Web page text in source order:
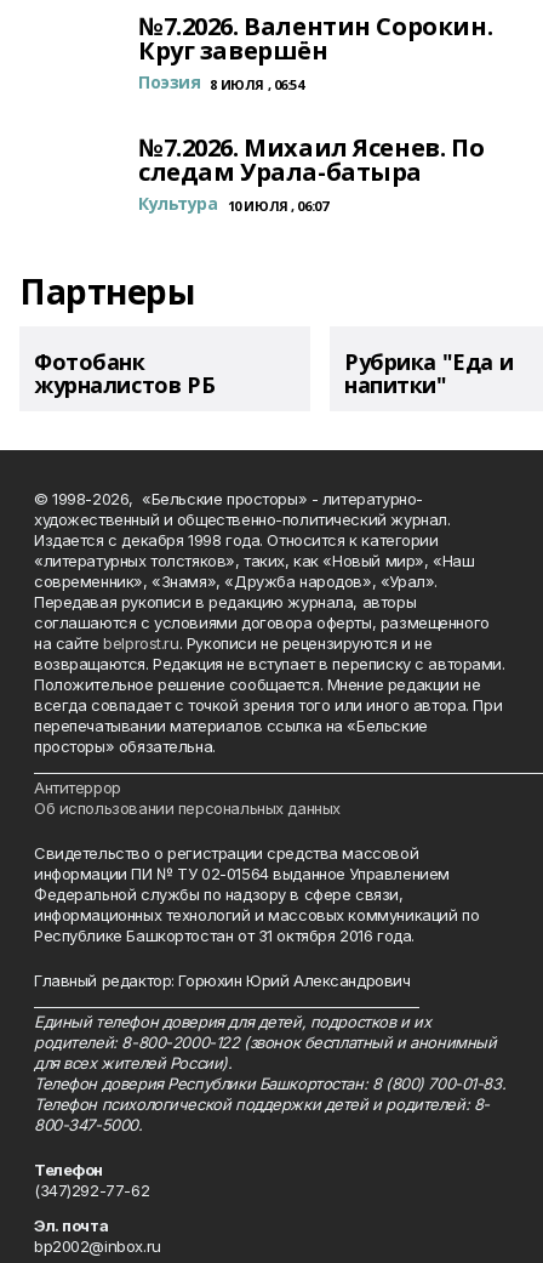
№7.2026. Валентин Сорокин.
Круг завершён
Поэзия 8 ИЮЛЯ , 06:54
№7.2026. Михаил Ясенев. По
следам Урала-батыра
Культура 10 ИЮЛЯ , 06:07
Партнеры
Фотобанк
журналистов РБ
Рубрика "Еда и
напитки"
© 1998-2026, «Бельские просторы» - литературно-
художественный и общественно-политический журнал.
Издается с декабря 1998 года. Относится к категории
«литературных толстяков», таких, как «Новый мир», «Наш
современник», «Знамя», «Дружба народов», «Урал».
Передавая рукописи в редакцию журнала, авторы
соглашаются с условиями договора оферты, размещенного
на сайтеbelprost.ru. Рукописи не рецензируются и не
возвращаются. Редакция не вступает в переписку с авторами.
Положительное решение сообщается. Мнение редакции не
всегда совпадает с точкой зрения того или иного автора. При
перепечатывании материалов ссылка на «Бельские
просторы» обязательна.
Антитеррор
Об использовании персональных данных
Свидетельство о регистрации средства массовой
информации ПИ № ТУ 02-01564 выданное Управлением
Федеральной службы по надзору в сфере связи,
информационных технологий и массовых коммуникаций по
Республике Башкортостан от 31 октября 2016 года.
Главный редактор: Горюхин Юрий Александрович
Единый телефон доверия для детей, подростков и их
родителей: 8-800-2000-122 (звонок бесплатный и анонимный
для всех жителей России).
Телефон доверия Республики Башкортостан: 8 (800) 700-01-83.
Телефон психологической поддержки детей и родителей: 8-
800-347-5000.
Телефон
(347)292-77-62
Эл. почта
bp2002@inbox.ru